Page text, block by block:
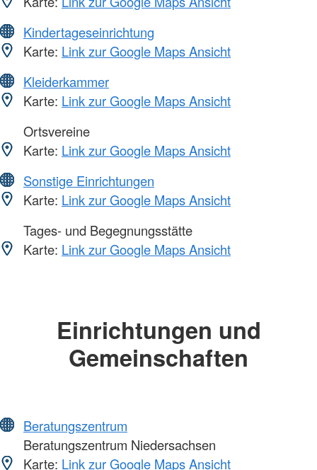
Kindertageseinrichtung
Karte: Link zur Google Maps Ansicht
Kleiderkammer
Karte: Link zur Google Maps Ansicht
Ortsvereine
Karte: Link zur Google Maps Ansicht
Sonstige Einrichtungen
Karte: Link zur Google Maps Ansicht
Tages- und Begegnungsstätte
Karte: Link zur Google Maps Ansicht
Einrichtungen und
Gemeinschaften
Beratungszentrum
Beratungszentrum Niedersachsen
Karte: Link zur Google Maps Ansicht